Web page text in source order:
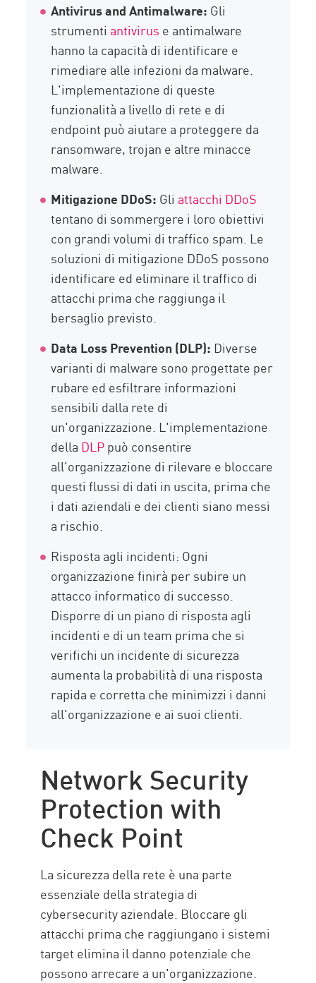
Antivirus and Antimalware: Gli
strumenti antivirus e antimalware
hanno la capacità di identificare e
rimediare alle infezioni da malware.
L'implementazione di queste
funzionalità a livello di rete e di
endpoint può aiutare a proteggere da
ransomware, trojan e altre minacce
malware.
Mitigazione DDoS: Gli attacchi DDoS
tentano di sommergere i loro obiettivi
con grandi volumi di traffico spam. Le
soluzioni di mitigazione DDoS possono
identificare ed eliminare il traffico di
attacchi prima che raggiunga il
bersaglio previsto.
Data Loss Prevention (DLP): Diverse
varianti di malware sono progettate per
rubare ed esfiltrare informazioni
sensibili dalla rete di
un'organizzazione. L'implementazione
della DLPpuò consentire
all'organizzazione di rilevare e bloccare
questi flussi di dati in uscita, prima che
i dati aziendali e dei clienti siano messi
a rischio.
Risposta agli incidenti: Ogni
organizzazione finirà per subire un
attacco informatico di successo.
Disporre di un piano di risposta agli
incidenti e di un team prima che si
verifichi un incidente di sicurezza
aumenta la probabilità di una risposta
rapida e corretta che minimizzi i danni
all'organizzazione e ai suoi clienti.
Network Security
Protection with
Check Point
La sicurezza della rete è una parte
essenziale della strategia di
cybersecurity aziendale. Bloccare gli
attacchi prima che raggiungano i sistemi
target elimina il danno potenziale che
possono arrecare a un'organizzazione.